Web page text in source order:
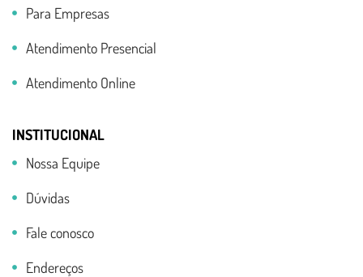
Para Empresas
Atendimento Presencial
Atendimento Online
INSTITUCIONAL
Nossa Equipe
Dúvidas
Fale conosco
Endereços